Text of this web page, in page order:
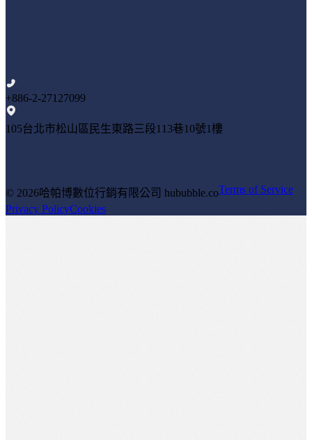
+886-2-27127099
105台北市松山區民生東路三段113巷10號1樓
© 2026哈帕博數位行銷有限公司 hububble.coTerms of Service
Privacy PolicyCookies